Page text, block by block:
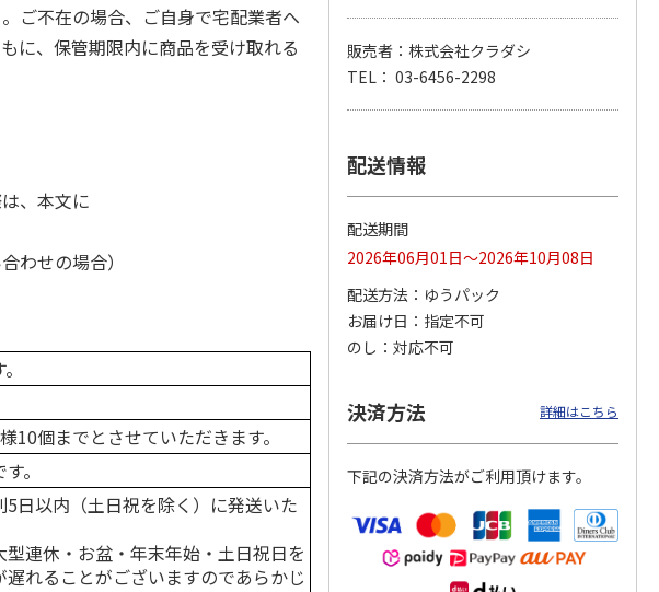
)
フトＡ【弔事用】
1,950円
(送料・税込)
＜お中元＞＜ボスコ
フト
4,020円
(送料・税込)
フトＢ【弔事用】
3,020円
(送料・税込)
ご不在の場合、ご自身で宅配業者へ
に、保管期限内に商品を受け取れる
、本文に
わせの場合）
10個までとさせていただきます。
。
日以内（土日祝を除く）に発送いた
連休・お盆・年末年始・土日祝日を
れることがございますのであらかじ
販売者：株式会社クラダシ
TEL： 03-6456-2298
配送情報
配送期間
2026年06月01日～2026年10月08日
配送方法
ゆうパック
お届け日
指定不可
のし
対応不可
決済方法 詳細はこちら
下記の決済方法がご利用頂けます。